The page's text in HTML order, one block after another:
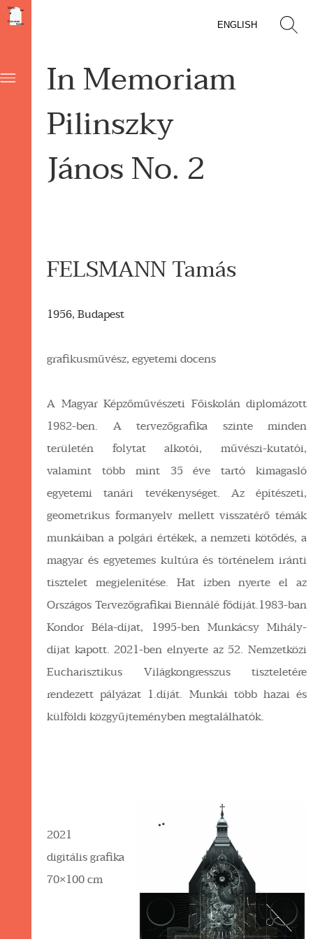
ENGLISH
In Memoriam
Pilinszky
János No. 2
FELSMANN Tamás
1956, Budapest
grafikusművész, egyetemi docens
A Magyar Képzőművészeti Főiskolán diplomázott
1982-ben. A tervezőgrafika szinte minden
területén folytat alkotói, művészi-kutatói,
valamint több mint 35 éve tartó kimagasló
egyetemi tanári tevékenységet. Az építészeti,
geometrikus formanyelv mellett visszatérő témák
munkáiban a polgári értékek, a nemzeti kötődés, a
magyar és egyetemes kultúra és történelem iránti
tisztelet megjelenítése. Hat ízben nyerte el az
Országos Tervezőgrafikai Biennálé fődíját.1983-ban
Kondor Béla-díjat, 1995-ben Munkácsy Mihály-
díjat kapott. 2021-ben elnyerte az 52. Nemzetközi
Eucharisztikus Világkongresszus tiszteletére
rendezett pályázat 1.díját. Munkái több hazai és
külföldi közgyűjteményben megtalálhatók.
2021
digitális grafika
70×100 cm